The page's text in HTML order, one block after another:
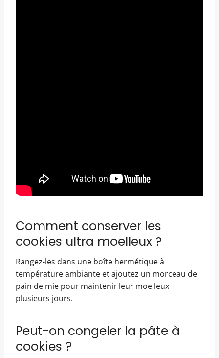
Comment conserver les
cookies ultra moelleux ?
Rangez-les dans une boîte hermétique à
température ambiante et ajoutez un morceau de
pain de mie pour maintenir leur moelleux
plusieurs jours.
Peut-on congeler la pâte à
cookies ?